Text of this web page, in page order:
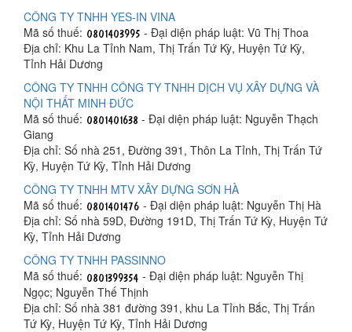
CÔNG TY TNHH YES-IN VINA
Mã số thuế:
- Đại diện pháp luật: Vũ Thị Thoa
Địa chỉ: Khu La Tỉnh Nam, Thị Trấn Tứ Kỳ, Huyện Tứ Kỳ,
Tỉnh Hải Dương
CÔNG TY TNHH CÔNG TY TNHH DỊCH VỤ XÂY DỰNG VÀ
NỘI THẤT MINH ĐỨC
Mã số thuế:
- Đại diện pháp luật: Nguyễn Thạch
Giang
Địa chỉ: Số nhà 251, Đường 391, Thôn La Tỉnh, Thị Trấn Tứ
Kỳ, Huyện Tứ Kỳ, Tỉnh Hải Dương
CÔNG TY TNHH MTV XÂY DỰNG SƠN HÀ
Mã số thuế:
- Đại diện pháp luật: Nguyễn Thị Hà
Địa chỉ: Số nhà 59D, Đường 191D, Thị Trấn Tứ Kỳ, Huyện Tứ
Kỳ, Tỉnh Hải Dương
CÔNG TY TNHH PASSINNO
Mã số thuế:
- Đại diện pháp luật: Nguyễn Thị
Ngọc; Nguyễn Thế Thịnh
Địa chỉ: Số nhà 381 đường 391, khu La Tỉnh Bắc, Thị Trấn
Tứ Kỳ, Huyện Tứ Kỳ, Tỉnh Hải Dương